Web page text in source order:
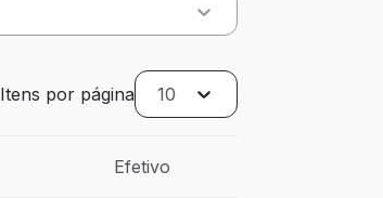
Itens por página 10
Efetivo